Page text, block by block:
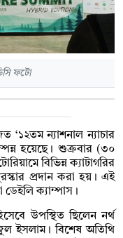
ফটো
‘১২তম ন্যাশনাল ন্যাচার
হয়েছে। শুক্রবার (৩০
বিভিন্ন ক্যাটাগরির
প্রদান করা হয়। এই
ডেইলি ক্যাম্পাস।
উপস্থিত ছিলেন নর্থ
ইসলাম। বিশেষ অতিথি